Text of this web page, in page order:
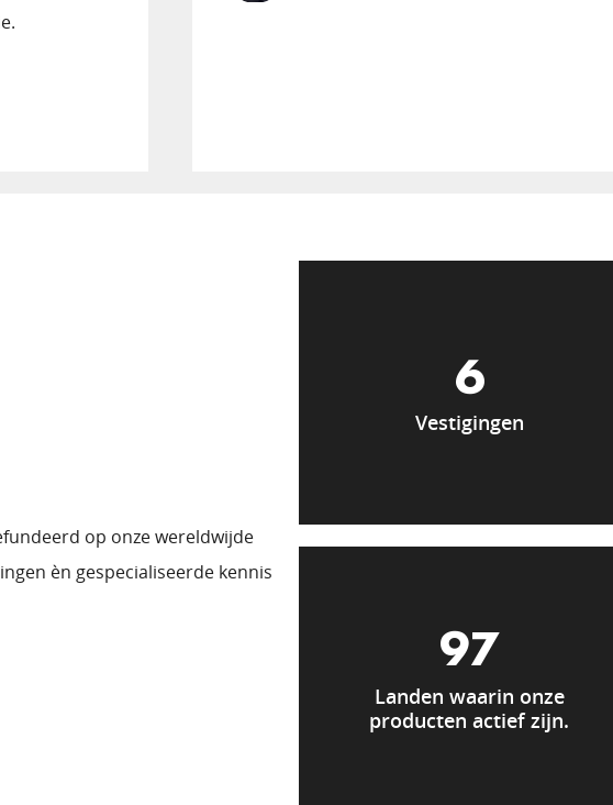
op onze wereldwijde
èn gespecialiseerde kennis
6
Vestigingen
97
Landen waarin onze
producten actief zijn.